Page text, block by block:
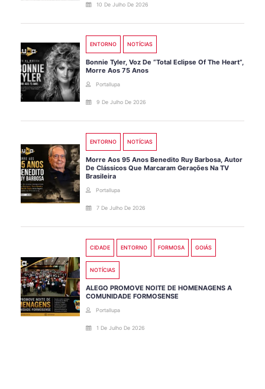
10 De Julho De 2026
ENTORNO NOTÍCIAS
Bonnie Tyler, Voz De “Total Eclipse Of The Heart”,
Morre Aos 75 Anos
Portallupa
9 De Julho De 2026
ENTORNO NOTÍCIAS
Morre Aos 95 Anos Benedito Ruy Barbosa, Autor
De Clássicos Que Marcaram Gerações Na TV
Brasileira
Portallupa
7 De Julho De 2026
CIDADE ENTORNO FORMOSA GOIÁS
NOTÍCIAS
ALEGO PROMOVE NOITE DE HOMENAGENS A
COMUNIDADE FORMOSENSE
Portallupa
1 De Julho De 2026